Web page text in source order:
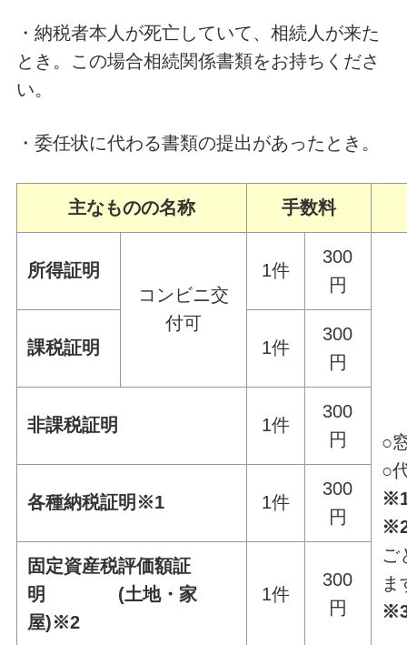
・納税者本人が死亡していて、相続人が来た
とき。この場合相続関係書類をお持ちくださ
い。
・委任状に代わる書類の提出があったとき。
主なものの名称 手数料
所得証明
コンビニ交
付可
1件
300
円
○
○
ご
ま
課税証明 1件
300
円
非課税証明 1件
300
円
各種納税証明※1 1件
300
円
固定資産税評価額証
明 (土地・家
屋)※2
1件
300
円